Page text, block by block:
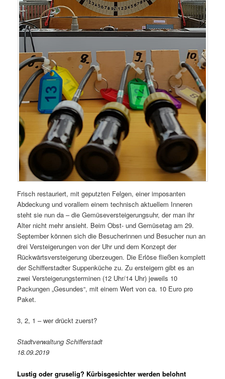
Frisch restauriert, mit geputzten Felgen, einer imposanten
Abdeckung und vorallem einem technisch aktuellem Inneren
steht sie nun da – die Gemüseversteigerungsuhr, der man ihr
Alter nicht mehr ansieht. Beim Obst- und Gemüsetag am 29.
September können sich die Besucherinnen und Besucher nun an
drei Versteigerungen von der Uhr und dem Konzept der
Rückwärtsversteigerung überzeugen. Die Erlöse fließen komplett
der Schifferstadter Suppenküche zu. Zu ersteigern gibt es an
zwei Versteigerungsterminen (12 Uhr/14 Uhr) jeweils 10
Packungen „Gesundes“, mit einem Wert von ca. 10 Euro pro
Paket.
3, 2, 1 – wer drückt zuerst?
Stadtverwaltung Schifferstadt
18.09.2019
Lustig oder gruselig? Kürbisgesichter werden belohnt